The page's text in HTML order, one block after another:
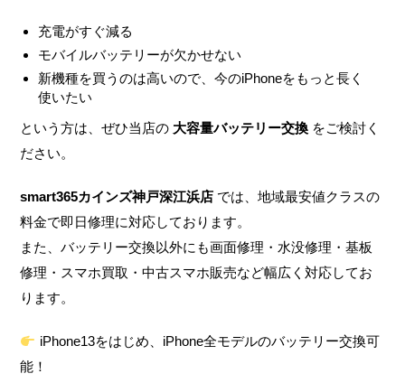
充電がすぐ減る
モバイルバッテリーが欠かせない
新機種を買うのは高いので、今のiPhoneをもっと長く
使いたい
という方は、ぜひ当店の 大容量バッテリー交換 をご検討く
ださい。
smart365カインズ神戸深江浜店 では、地域最安値クラスの
料金で即日修理に対応しております。
また、バッテリー交換以外にも画面修理・水没修理・基板
修理・スマホ買取・中古スマホ販売など幅広く対応してお
ります。
iPhone13をはじめ、iPhone全モデルのバッテリー交換可
能！